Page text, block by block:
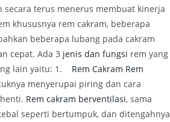
terus menerus membuat kinerja
khususnya rem cakram, beberapa
beberapa lubang pada cakram
cepat. Ada 3 jenis dan fungsi rem yang
lain yaitu: 1. Rem Cakram Rem
menyerupai piring dan cara
Rem cakram berventilasi, sama
seperti bertumpuk, dan ditengahnya